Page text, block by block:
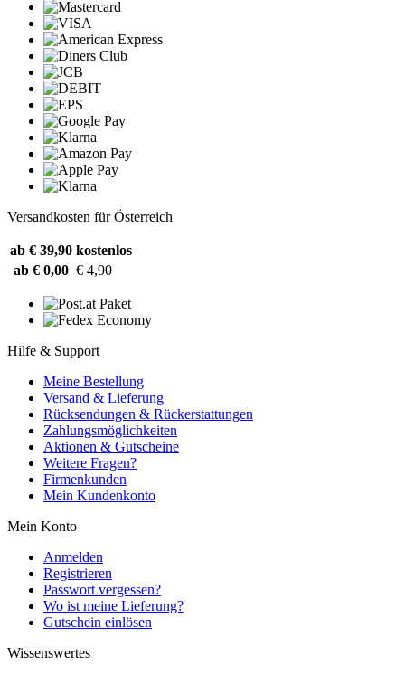
Versandkosten für Österreich
ab € 39,90 kostenlos
ab € 0,00 € 4,90
Hilfe & Support
Meine Bestellung
Versand & Lieferung
Rücksendungen & Rückerstattungen
Zahlungsmöglichkeiten
Aktionen & Gutscheine
Weitere Fragen?
Firmenkunden
Mein Kundenkonto
Mein Konto
Anmelden
Registrieren
Passwort vergessen?
Wo ist meine Lieferung?
Gutschein einlösen
Wissenswertes